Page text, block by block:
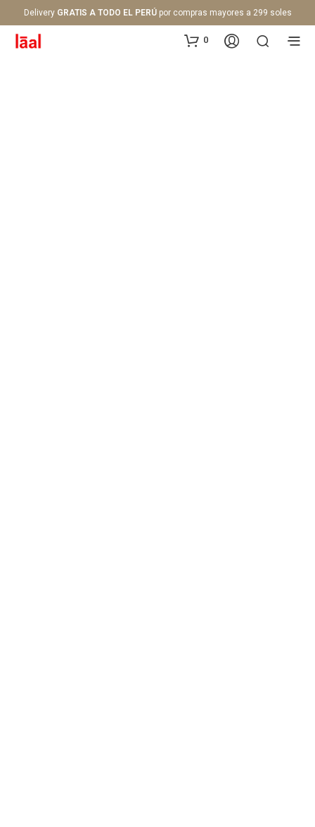
Delivery GRATIS A TODO EL PERÚpor compras mayores a 299 soles
0